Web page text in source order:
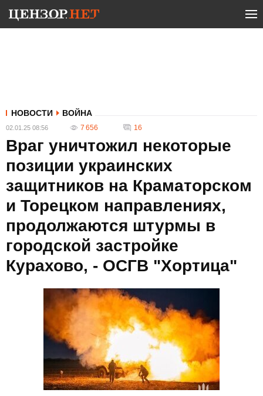
НОВОСТИ ВОЙНА
02.01.25 08:56 7 656 16
Враг уничтожил некоторые
позиции украинских
защитников на Краматорском
и Торецком направлениях,
продолжаются штурмы в
городской застройке
Курахово, - ОСГВ "Хортица"